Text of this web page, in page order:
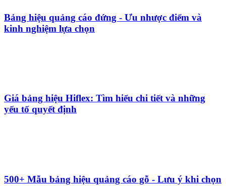
Bảng hiệu quảng cáo đứng - Ưu nhược điểm và
kinh nghiệm lựa chọn
Giá bảng hiệu Hiflex: Tìm hiểu chi tiết và những
yếu tố quyết định
500+ Mẫu bảng hiệu quảng cáo gỗ - Lưu ý khi chọn